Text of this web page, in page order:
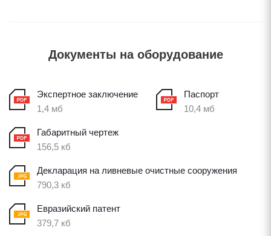
Документы на оборудование
Экспертное заключение
1,4 мб
Паспорт
10,4 мб
Габаритный чертеж
156,5 кб
Декларация на ливневые очистные сооружения
790,3 кб
Евразийский патент
379,7 кб